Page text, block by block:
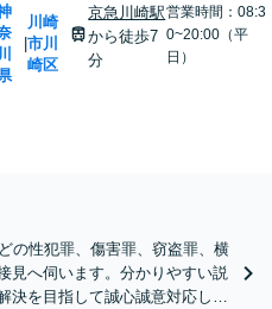
川
|
川崎
市川
崎区
京急川崎駅
から徒歩7
分
営業時間：08:3
0~20:00（平
日）
の性犯罪、傷害罪、窃盗罪、横
見へ伺います。分かりやすい説
を目指して誠心誠意対応しま